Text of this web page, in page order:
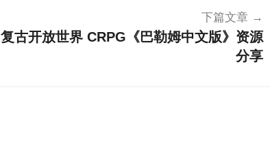
下篇文章
复古开放世界 CRPG《巴勒姆中文版》资源
分享